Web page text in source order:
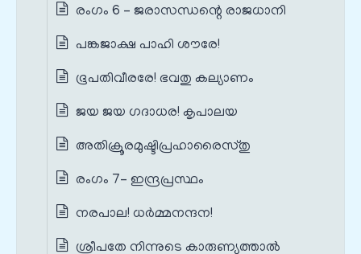
രംഗം 6 – ജരാസന്ധന്റെ രാജധാനി
പങ്കജാക്ഷ പാഹി ശൗരേ!
ഭൂപതിവീരരേ! ഭവതു കല്യാണം
ജയ ജയ ഗദാധര! കൃപാലയ
അതിക്രൂരമുഷ്ടിപ്രഹാരൈസ്തു
രംഗം 7– ഇന്ദ്രപ്രസ്ഥം
നരപാല! ധർമ്മനന്ദന!
ശ്രീപതേ നിന്നുടെ കാരുണ്യത്താൽ